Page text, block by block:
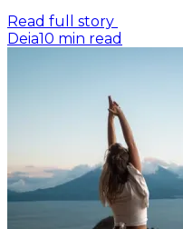
Read full story
Deia10 min read